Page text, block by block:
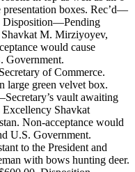
presentation boxes. Rec’d—
Disposition—Pending
M. Mirziyoyev,
would cause
Government.
of Commerce.
large green velvet box.
vault awaiting
Shavkat
Non-acceptance would
U.S. Government.
to the President and
with bows hunting deer.